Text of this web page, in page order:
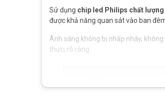
Sử dụng chip led Philips chất lượng
được khả năng quan sát vào ban
Ánh sáng không bị nhấp nháy,
thực, rõ ràng.